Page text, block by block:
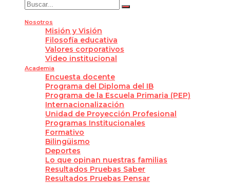
Nosotros
Misión y Visión
Filosofía educativa
Valores corporativos
Video institucional
Academia
Encuesta docente
Programa del Diploma del IB
Programa de la Escuela Primaria (PEP)
Internacionalización
Unidad de Proyección Profesional
Programas Institucionales
Formativo
Bilingüismo
Deportes
Lo que opinan nuestras familias
Resultados Pruebas Saber
Resultados Pruebas Pensar